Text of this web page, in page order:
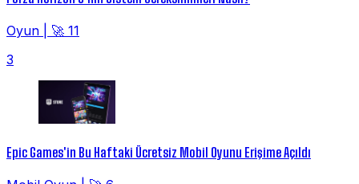
Oyun
🚀 11
3
Epic Games'in Bu Haftaki Ücretsiz Mobil Oyunu Erişime Açıldı